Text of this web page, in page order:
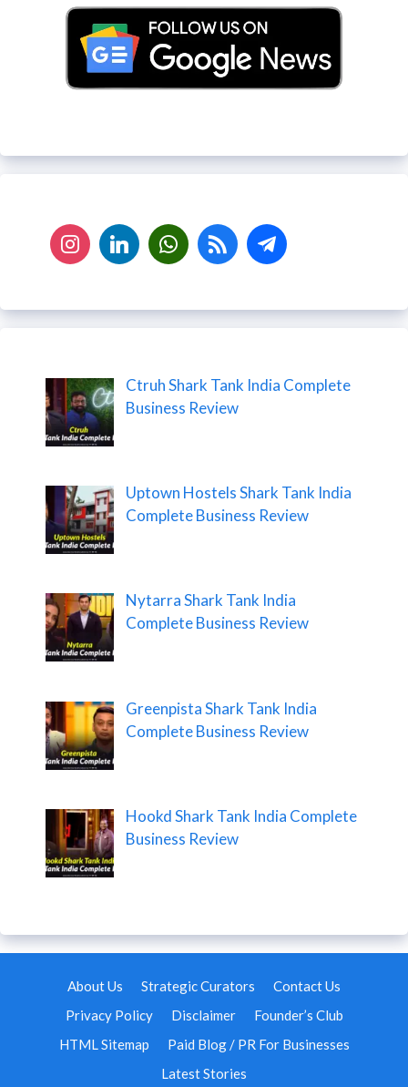
Ctruh Shark Tank India Complete
Business Review
Uptown Hostels Shark Tank India
Complete Business Review
Nytarra Shark Tank India
Complete Business Review
Greenpista Shark Tank India
Complete Business Review
Hookd Shark Tank India Complete
Business Review
About Us Strategic Curators
Contact Us
Privacy Policy
Disclaimer
Founder’s Club
HTML Sitemap
Paid Blog / PR For Businesses
Latest Stories